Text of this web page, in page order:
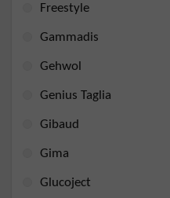
Freestyle
Gammadis
Gehwol
Genius Taglia
Gibaud
Gima
Glucoject